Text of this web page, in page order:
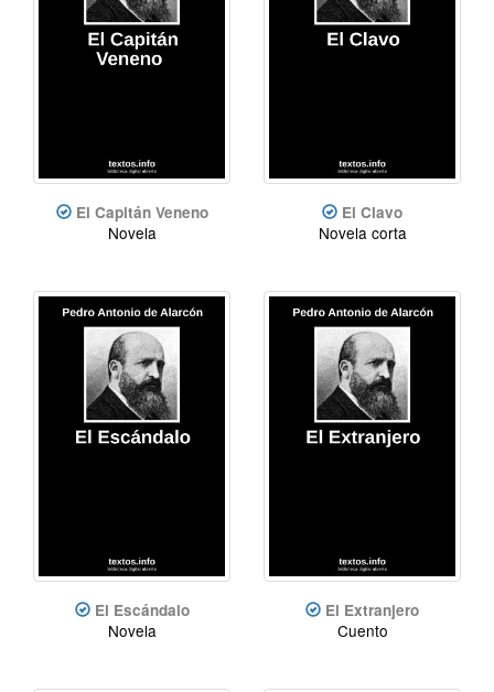
El Capitán Veneno
Novela
El Clavo
Novela corta
El Escándalo
Novela
El Extranjero
Cuento